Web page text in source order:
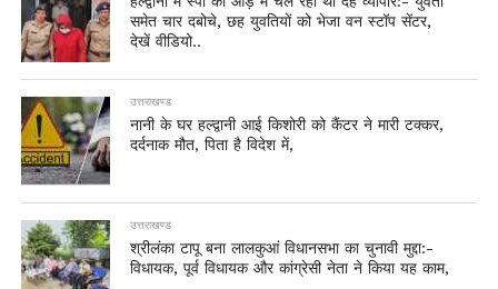
समेत चार दबोचे, छह युवतियों को भेजा वन स्टॉप सेंटर,
देखें वीडियो..
उत्तराखण्ड
नानी के घर हल्द्वानी आई किशोरी को कैंटर ने मारी टक्कर,
दर्दनाक मौत, पिता है विदेश में,
उत्तराखण्ड
श्रीलंका टापू बना लालकुआं विधानसभा का चुनावी मुद्दा:-
विधायक, पूर्व विधायक और कांग्रेसी नेता ने किया यह काम,